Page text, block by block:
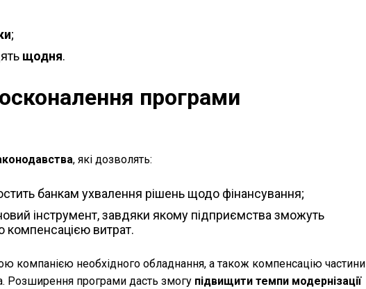
;
щодня.
програми
, які дозволять:
банкам ухвалення рішень щодо фінансування;
інструмент, завдяки якому підприємства зможуть
компенсацією витрат.
компанією необхідного обладнання, а також компенсацію частини
Розширення програми дасть змогу підвищити темпи модернізації